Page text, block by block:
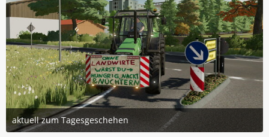
aktuell zum Tagesgeschehen
9. Januar 2024 um 12:15